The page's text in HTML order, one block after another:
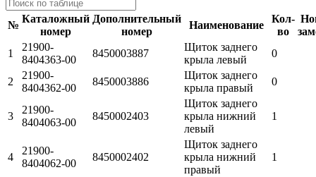
№
Каталожный
номер
Дополнительный
номер
Наименование
Кол-
во
1
21900-
8404363-00
8450003887
Щиток заднего
крыла левый
0
2
21900-
8404362-00
8450003886
Щиток заднего
крыла правый
0
3
21900-
8404063-00
8450002403
Щиток заднего
крыла нижний
левый
1
4
21900-
8404062-00
8450002402
Щиток заднего
крыла нижний
правый
1